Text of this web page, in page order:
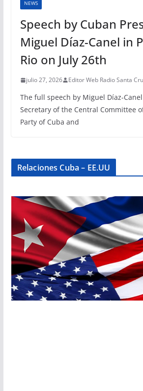
NEWS
Speech by Cuban
Miguel Díaz-Canel in
Rio on July 26th
julio 27, 2026 Editor Web Radio Santa
The full speech by Miguel Díaz-
Secretary of the Central Committee
Party of Cuba and
Relaciones Cuba – EE.UU